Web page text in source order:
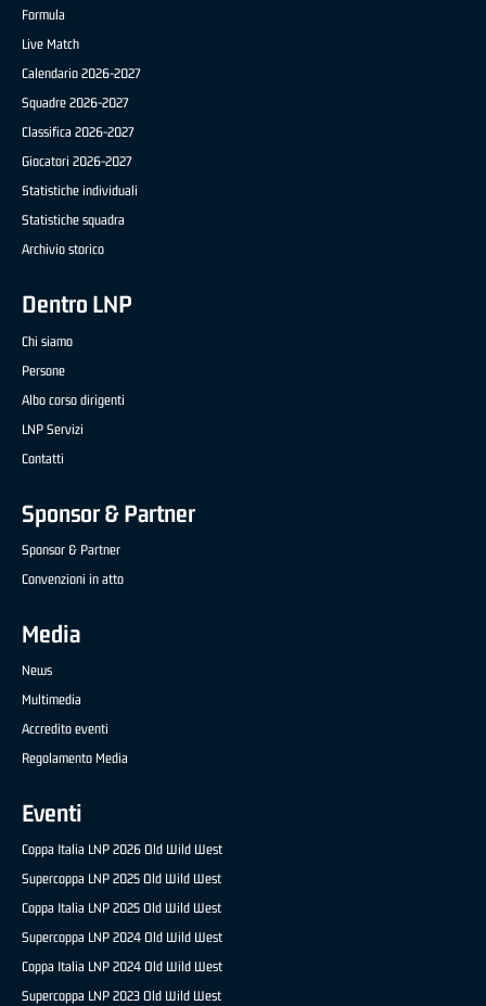
Formula
Live Match
Calendario 2026-2027
Squadre 2026-2027
Classifica 2026-2027
Giocatori 2026-2027
Statistiche individuali
Statistiche squadra
Archivio storico
Dentro LNP
Chi siamo
Persone
Albo corso dirigenti
LNP Servizi
Contatti
Sponsor & Partner
Sponsor & Partner
Convenzioni in atto
Media
News
Multimedia
Accredito eventi
Regolamento Media
Eventi
Coppa Italia LNP 2026 Old Wild West
Supercoppa LNP 2025 Old Wild West
Coppa Italia LNP 2025 Old Wild West
Supercoppa LNP 2024 Old Wild West
Coppa Italia LNP 2024 Old Wild West
Supercoppa LNP 2023 Old Wild West